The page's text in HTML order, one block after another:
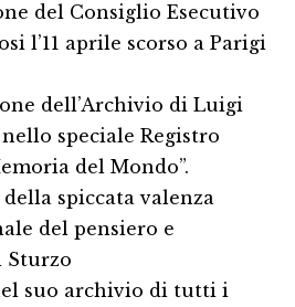
del Consiglio Esecutivo
l’11 aprile scorso a Parigi
dell’Archivio di Luigi
nello speciale Registro
del Mondo”.
spiccata valenza
del pensiero e
Sturzo
suo archivio di tutti i